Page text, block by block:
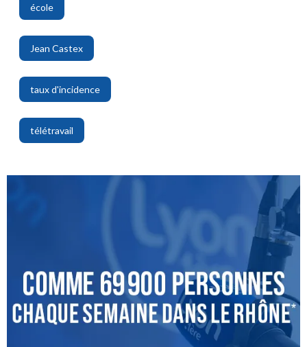
école
,
Jean Castex
,
taux d'incidence
,
télétravail